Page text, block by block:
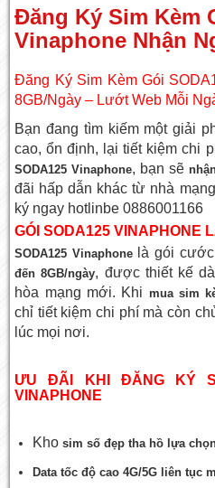
Đăng Ký Sim Kèm
Vinaphone Nhận
Đăng Ký Sim Kèm Gói
8GB/Ngày – Lướt Web Mỗi
Bạn đang tìm kiếm một giải
cao, ổn định, lại tiết kiệm chi
SODA125 Vinaphone, bạn sẽ
đãi hấp dẫn khác từ nhà
ký ngay hotlinbe 0886001166
GÓI SODA125 VINAPHONE
SODA125 Vinaphonelà gói
đến 8GB/ngày, được thiết kế
hòa mạng mới. Khi mua sim
chỉ tiết kiệm chi phí mà còn
lúc mọi nơi.
ƯU ĐÃI KHI ĐĂNG KÝ
VINAPHONE
Khosim số đẹp tha hồ lựa
Data tốc độ cao 4G/5G liên tục